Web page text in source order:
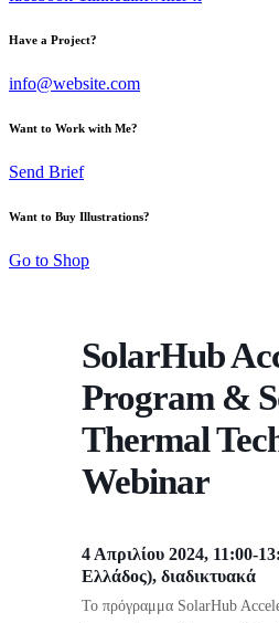
Have a Project?
info@website.com
Want to Work with Me?
Send Brief
Want to Buy Illustrations?
Go to Shop
SolarHub
Program &
Thermal
Webinar
4 Απριλίου 2024, 11:00-
Ελλάδος), διαδικτυακά
To πρόγραμμα SolarHub